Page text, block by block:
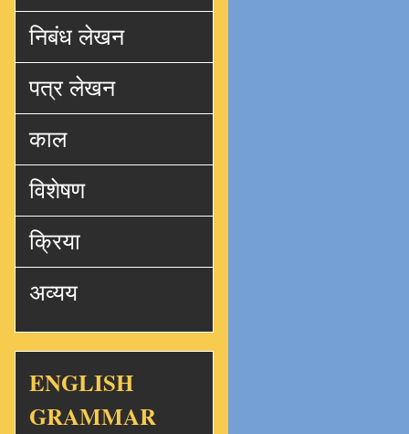
निबंध लेखन
पत्र लेखन
काल
विशेषण
क्रिया
अव्यय
ENGLISH
GRAMMAR